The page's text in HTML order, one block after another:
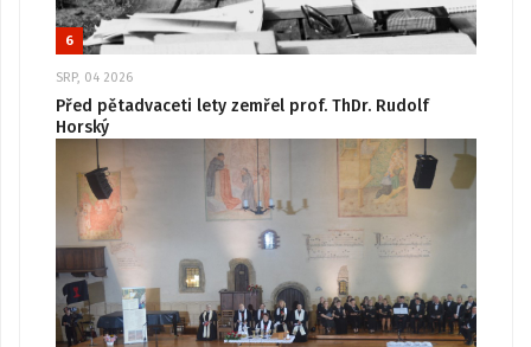
6
SRP, 04 2026
Před pětadvaceti lety zemřel prof. ThDr. Rudolf
Horský